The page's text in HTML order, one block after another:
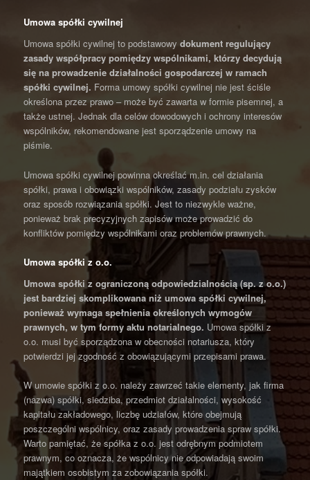
Umowa spółki cywilnej
Umowa spółki cywilnej to podstawowy dokument regulujący
zasady współpracy pomiędzy wspólnikami, którzy decydują
się na prowadzenie działalności gospodarczej w ramach
spółki cywilnej. Forma umowy spółki cywilnej nie jest ściśle
określona przez prawo – może być zawarta w formie pisemnej, a
także ustnej. Jednak dla celów dowodowych i ochrony interesów
wspólników, rekomendowane jest sporządzenie umowy na
piśmie.
Umowa spółki cywilnej powinna określać m.in. cel działania
spółki, prawa i obowiązki wspólników, zasady podziału zysków
oraz sposób rozwiązania spółki. Jest to niezwykle ważne,
ponieważ brak precyzyjnych zapisów może prowadzić do
konfliktów pomiędzy wspólnikami oraz problemów prawnych.
Umowa spółki z o.o.
Umowa spółki z ograniczoną odpowiedzialnością (sp. z o.o.)
jest bardziej skomplikowana niż umowa spółki cywilnej,
ponieważ wymaga spełnienia określonych wymogów
prawnych, w tym formy aktu notarialnego. Umowa spółki z
o.o. musi być sporządzona w obecności notariusza, który
potwierdzi jej zgodność z obowiązującymi przepisami prawa.
W umowie spółki z o.o. należy zawrzeć takie elementy, jak firma
(nazwa) spółki, siedziba, przedmiot działalności, wysokość
kapitału zakładowego, liczbę udziałów, które obejmują
poszczególni wspólnicy, oraz zasady prowadzenia spraw spółki.
Warto pamiętać, że spółka z o.o. jest odrębnym podmiotem
prawnym, co oznacza, że wspólnicy nie odpowiadają swoim
majątkiem osobistym za zobowiązania spółki.